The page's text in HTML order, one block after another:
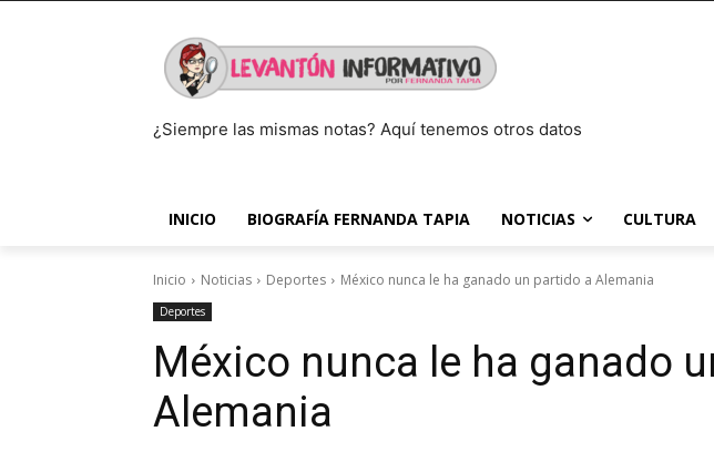
¿Siempre las mismas notas? Aquí tenemos otros datos
INICIO BIOGRAFÍA FERNANDA TAPIA NOTICIAS CULTURA
Inicio Noticias Deportes México nunca le ha ganado un partido a Alemania
Deportes
México nunca le ha ganado
Alemania